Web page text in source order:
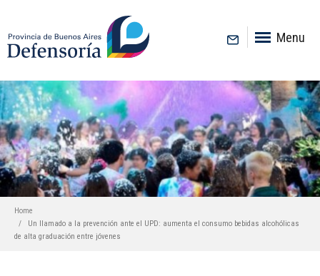
Menu
Home
Un llamado a la prevención ante el UPD: aumenta el consumo bebidas alcohólicas
de alta graduación entre jóvenes